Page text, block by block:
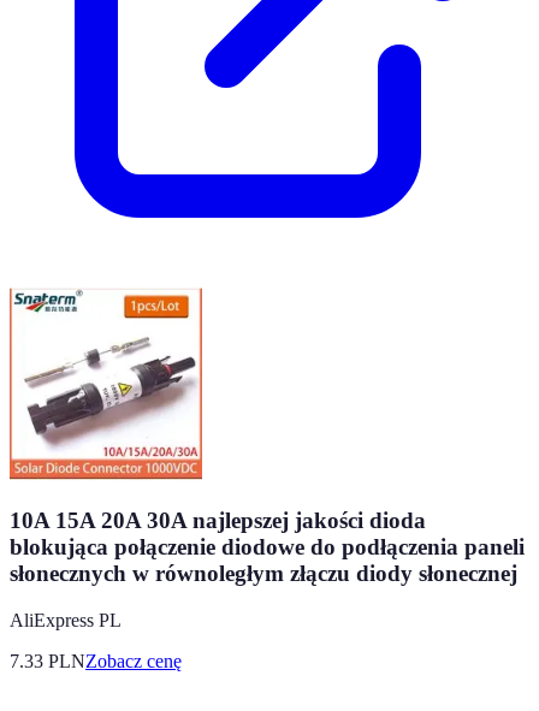
10A 15A 20A 30A najlepszej jakości dioda
blokująca połączenie diodowe do podłączenia paneli
słonecznych w równoległym złączu diody słonecznej
AliExpress PL
7.33 PLNZobacz cenę